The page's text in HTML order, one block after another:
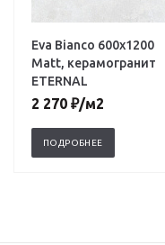
Eva Bianco 600х1200
Matt, керамогранит
ETERNAL
2 270 ₽/м2
ПОДРОБНЕЕ